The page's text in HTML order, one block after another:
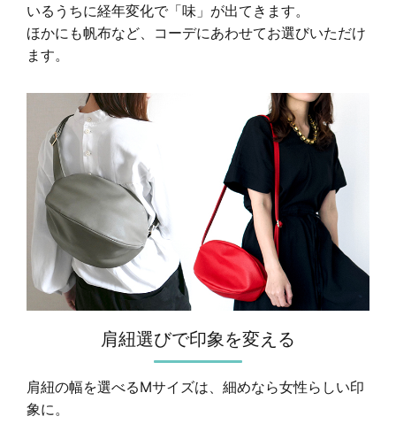
いるうちに経年変化で「味」が出てきます。
ほかにも帆布など、コーデにあわせてお選びいただけ
ます。
肩紐選びで印象を変える
肩紐の幅を選べるMサイズは、細めなら女性らしい印
象に。